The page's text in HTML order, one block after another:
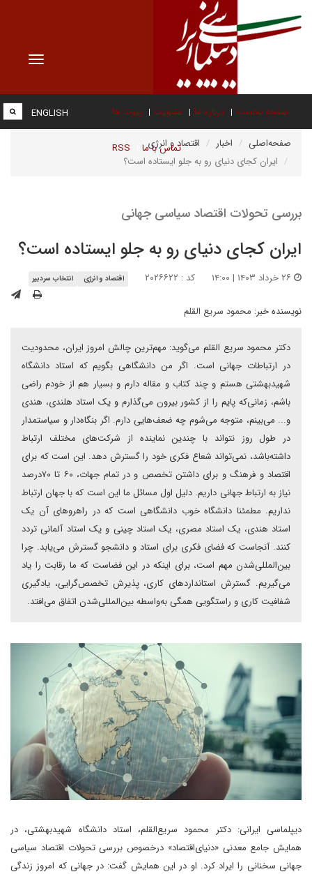
Toggle
صفحه نخست درباره ما عضویت پیوند ها
تماس با ما RSS
ENGLISH
صفحه‌اصلی اخبار
اقتصاد و انرژی
ایران کجای دنیای رو به جلو ایستاده است؟
بررسی تحولات اقتصاد سیاسی جهانی
ایران کجای دنیای رو به جلو ایستاده است؟
کد : ۲۰۲۶۶۲۲ اقتصاد و انرژی انتخاب سردبیر
نویسنده خبر: محمود سریع القلم
دکتر محمود سریع القلم می‌گوید: مهم‌ترین چالش امروز ایران، محدودیت
در ارتباطات جهانی است. اگر من دانشگاهی بگویم که استاد دانشگاه
شهیدبهشتی هستم و چند کتاب و مقاله دارم و بسیار هم از خودم راضی
باشم، زمانی‌که پایم را از کشور بیرون می‌گذارم و یک استاد هلندی، هندی
و... می‌بینم، متوجه می‌شوم چه ضعف‌هایی دارم. اگر بنگاه‌دار و سیاستمدار
در طول روز نتواند با چندین نماینده از شرکت‌های مختلف ارتباط
داشته‌باشد، نمی‌تواند شعاع فکری خود را گسترش دهد. این است که برای
اقتصاد و فرهنگ و برای داشتن تخصص و در تمام جهات، ۶۰ تا ۷۰‌درصد
نیاز به ارتباط جهانی داریم. دلیل اول مسائل ما این است که با جهان ارتباط
نداریم. مطمئنا دانشگاه خوب دانشگاهی است که در راهروهای آن یک
استاد هندی، یک استاد مصری، یک استاد چینی و یک استاد آلمانی تردد
کنند. آنجاست که فضای فکری برای استاد و دانشجو گسترش می‌یابد. چرا
بین‌المللی‌شدن مهم است، برای اینکه در این فضاست که ما رقابت را یاد
می‌گیریم. گسترش استانداردهای کاری، پذیرش تخصص‌گرایی، یادگیری
شفافیت کاری و راستگویی همگی به‌واسطه بین‌المللی‌شدن اتفاق می‌افتد.
دیپلماسی ایرانی: دکتر محمود سریع‌القلم، استاد دانشگاه شهیدبهشتی، در
همایش جامع معدنی «دنیای‌اقتصاد» درخصوص بررسی تحولات اقتصاد سیاسی
جهانی سخنانی را ایراد کرد. او در این همایش گفت: در جهانی که امروز زندگی